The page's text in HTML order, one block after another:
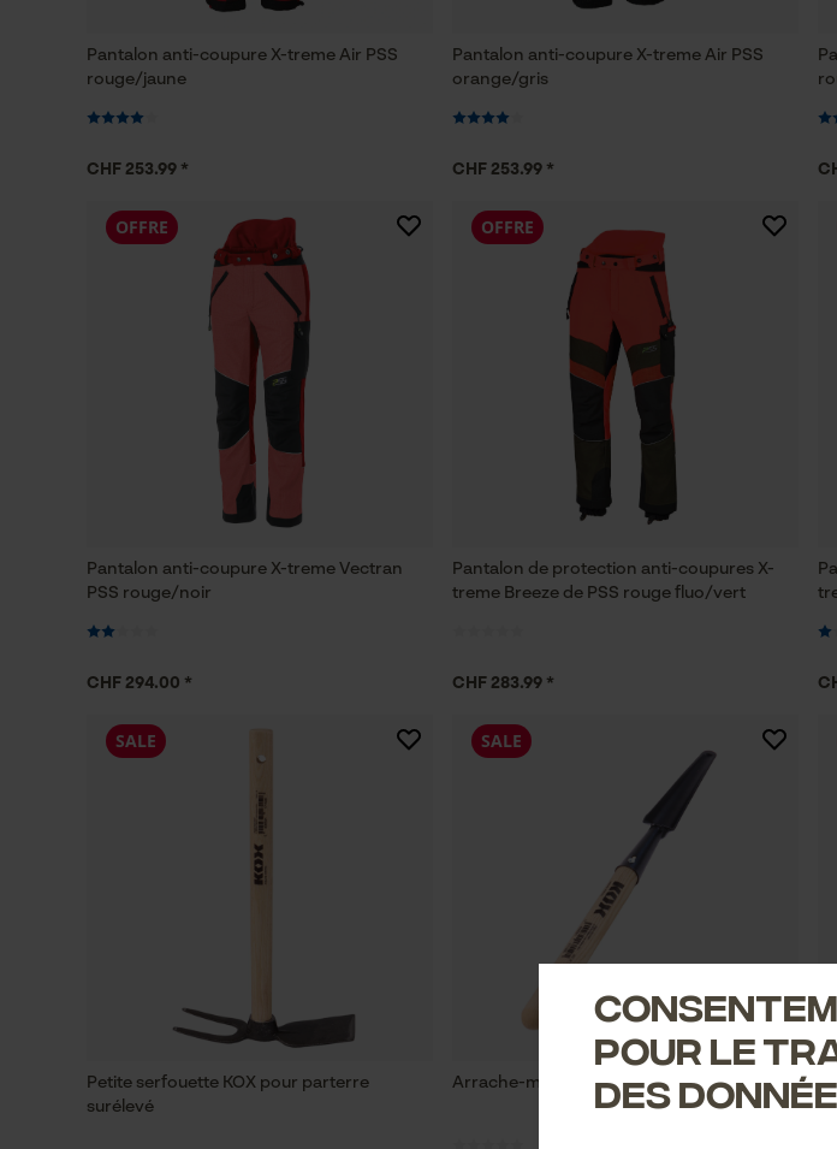
Pantalon anti-coupure X-treme Air PSS
rouge/jaune
CHF 253.99 *
Pantalon anti-coupure X-treme Air PSS
orange/gris
CHF 253.99 *
Pantalon anti-coupure X-treme Vectran
PSS rouge/noir
OFFRE
CHF 294.00 *
Pantalon de protection anti-coupures X-
treme Breeze de PSS rouge fluo/vert
OFFRE
CHF 283.99 *
Petite serfouette KOX pour parterre
surélevé
SALE
Arrache-mauvaises herbes KOX
SALE
pour le
des